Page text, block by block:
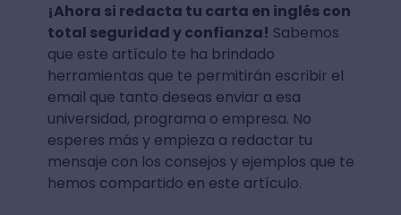
¡Ahora si redacta tu carta en inglés con
total seguridad y confianza! Sabemos
que este artículo te ha brindado
herramientas que te permitirán escribir el
email que tanto deseas enviar a esa
universidad, programa o empresa. No
esperes más y empieza a redactar tu
mensaje con los consejos y ejemplos que te
hemos compartido en este artículo.